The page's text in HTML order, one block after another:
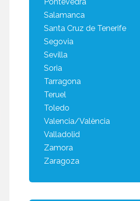
Salamanca
Santa Cruz de Tenerife
Segovia
Sevilla
Soria
Tarragona
Teruel
Toledo
Valencia/València
Valladolid
Zamora
Zaragoza